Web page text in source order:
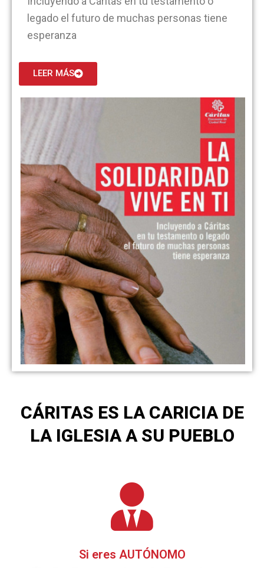
legado el futuro de muchas personas tiene
esperanza
LEER MÁS
CÁRITAS ES LA CARICIA DE
LA IGLESIA A SU PUEBLO
Si eres AUTÓNOMO